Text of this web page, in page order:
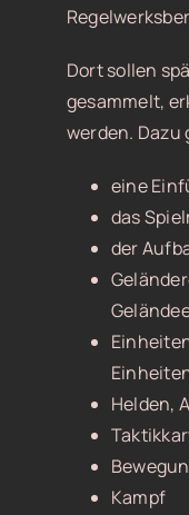
Dort sollen
gesammelt,
werden.
eine
das
der
Helden,
Kampf